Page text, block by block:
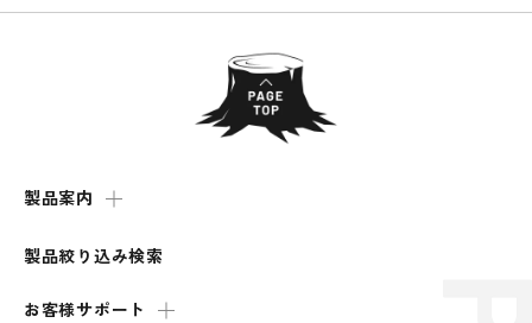
製品案内
製品絞り込み検索
お客様サポート